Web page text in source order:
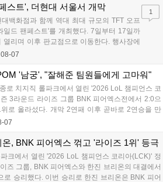
번 행사는 신규 세트 체험과 공연 등 다양한 즐길
후 현대백화점 판교점에서도 행사가 이어질 예정입
베이거스 오픈이 개최됩니다....
스트', 더현대 서울서 개막
백화점과 함께 역대 최대 규모의 TFT 오프
일드 팬페스트'를 개최했다. 7일부터 17일까
열리며 이후 판교점으로 이동한다. 행사장에
존이 마련됐으며 8일 오후 2시 인비테이셔
이 준비되어 있다. 사전 예약은 조기 마감될
08-07
1
'남궁', "잘해준 팀원들에게 고마워"
로 치지직 롤파크에서 열린 '2026 LoL 챔피언스 코
3라운드 라이즈 그룹 BNK 피어엑스전에서 2:0으
로 올라섰다. 개막 2연패 이후 곧바로 2연승을 만
라운드에 대한 기대감을 올렸다. 다음은 이날 데뷔
07
온, BNK 피어엑스 꺾고 '라이즈 1위' 등극
크에서 열린 '2026 LoL 챔피언스 코리아(LCK)' 정
즈 그룹, BNK 피어엑스와 한진 브리온의 대결에서
로 승리했다. 이번 승리로 한진 브리온은 BNK 피어